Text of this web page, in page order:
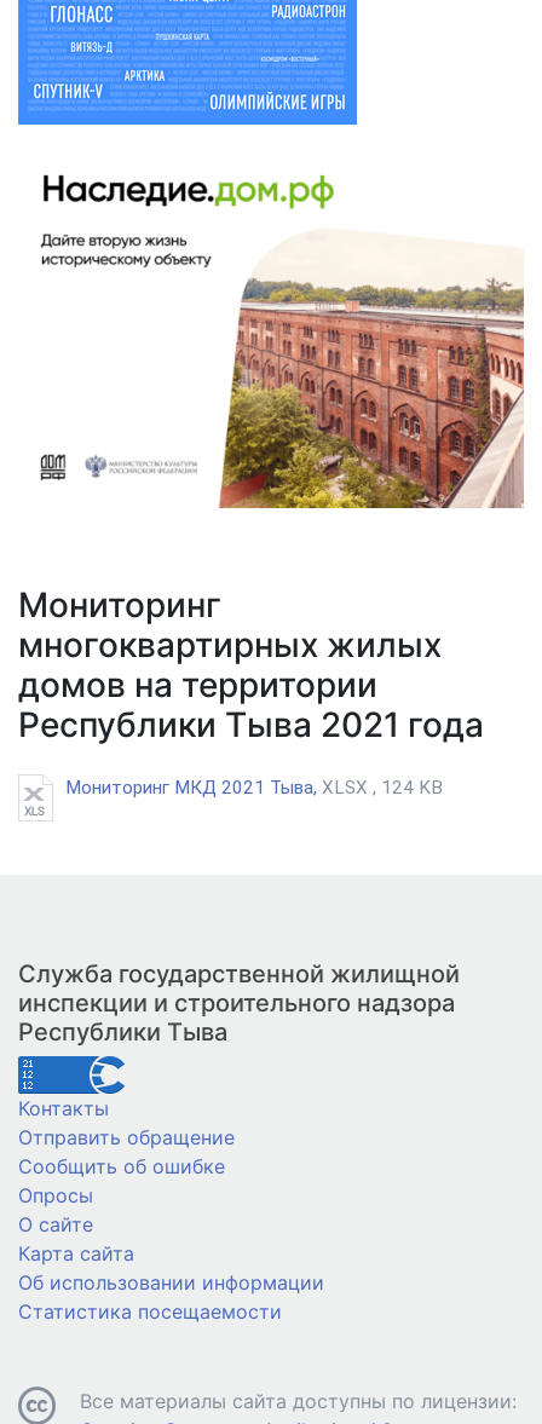
Мониторинг
многоквартирных жилых
домов на территории
Республики Тыва 2021 года
Мониторинг МКД 2021 Тыва, XLSX , 124 KB
Служба государственной жилищной
инспекции и строительного надзора
Республики Тыва
Контакты
Отправить обращение
Сообщить об ошибке
Опросы
О сайте
Карта сайта
Об использовании информации
Статистика посещаемости
Все материалы сайта доступны по лицензии: